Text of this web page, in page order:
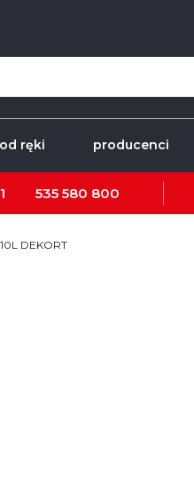
ręki producenci
535 580 800
DEKORT